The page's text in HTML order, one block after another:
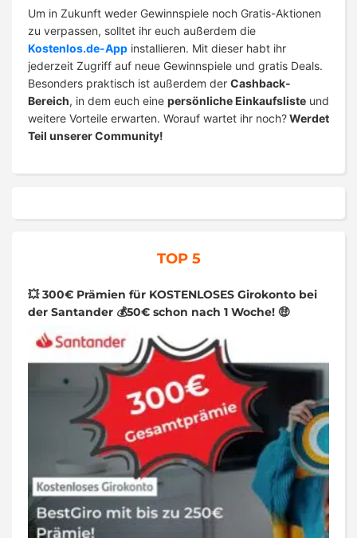
Um in Zukunft weder Gewinnspiele noch Gratis-Aktionen
zu verpassen, solltet ihr euch außerdem die
Kostenlos.de-App installieren. Mit dieser habt ihr
jederzeit Zugriff auf neue Gewinnspiele und gratis Deals.
Besonders praktisch ist außerdem der Cashback-
Bereich, in dem euch eine persönliche Einkaufsliste und
weitere Vorteile erwarten. Worauf wartet ihr noch?Werdet
Teil unserer Community!
TOP 5
💥 300€ Prämien für KOSTENLOSES Girokonto bei
der Santander 💰50€ schon nach 1 Woche! 🤑